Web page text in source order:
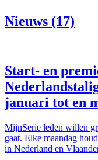
Nieuws (17)
Start- en
januari tot en
MijnSerie leden willen
gaat. Elke maandag
in Nederland en